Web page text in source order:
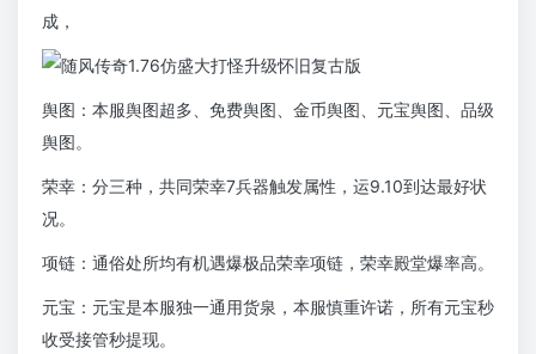
成，
舆图：本服舆图超多、免费舆图、金币舆图、元宝舆图、品级
舆图。
荣幸：分三种，共同荣幸7兵器触发属性，运9.10到达最好状
况。
项链：通俗处所均有机遇爆极品荣幸项链，荣幸殿堂爆率高。
元宝：元宝是本服独一通用货泉，本服慎重许诺，所有元宝秒
收受接管秒提现。